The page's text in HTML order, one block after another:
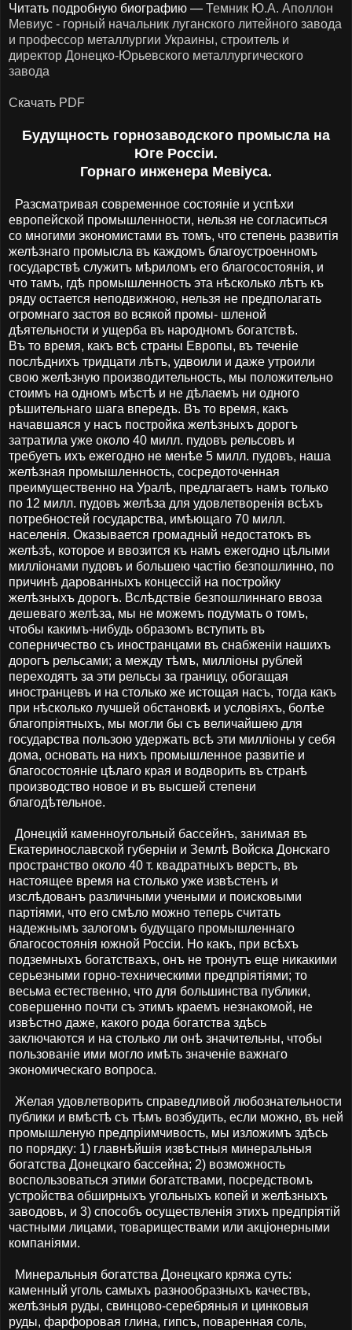
Читать подробную биографию — Темник Ю.А. Аполлон
Мевиус - горный начальник луганского литейного завода
и профессор металлургии Украины, строитель и
директор Донецко-Юрьевского металлургического
завода
Скачать PDF
Будущность горнозаводского промысла на
Юге Россіи.
Горнаго инженера Мевіуса.
Разсматривая современное состояніе и успѣхи
европейской промышленности, нельзя не согласиться
со многими экономистами въ томъ, что степень развитія
желѣзнаго промысла въ каждомъ благоустроенномъ
государствѣ служитъ мѣриломъ его благосостоянія, и
что тамъ, гдѣ промышленность эта нѣсколько лѣтъ къ
ряду остается неподвижною, нельзя не предполагать
огромнаго застоя во всякой промы- шленой
дѣятельности и ущерба въ народномъ богатствѣ.
Въ то время, какъ всѣ страны Европы, въ теченіе
послѣднихъ тридцати лѣтъ, удвоили и даже утроили
свою желѣзную производительность, мы положительно
стоимъ на одномъ мѣстѣ и не дѣлаемъ ни одного
рѣшительнаго шага впередъ. Въ то время, какъ
начавшаяся у насъ постройка желѣзныхъ дорогъ
затратила уже около 40 милл. пудовъ рельсовъ и
требуетъ ихъ ежегодно не менѣе 5 милл. пудовъ, наша
желѣзная промышленность, сосредоточенная
преимущественно на Уралѣ, предлагаетъ намъ только
по 12 милл. пудовъ желѣза для удовлетворенія всѣхъ
потребностей государства, имѣющаго 70 милл.
населенія. Оказывается громадный недостатокъ въ
желѣзѣ, которое и ввозится къ намъ ежегодно цѣлыми
милліонами пудовъ и большею частію безпошлинно, по
причинѣ дарованныхъ концессій на постройку
желѣзныхъ дорогъ. Вслѣдствіе безпошлиннаго ввоза
дешеваго желѣза, мы не можемъ подумать о томъ,
чтобы какимъ-нибудь образомъ вступить въ
соперничество съ иностранцами въ снабженіи нашихъ
дорогъ рельсами; а между тѣмъ, милліоны рублей
переходятъ за эти рельсы за границу, обогащая
иностранцевъ и на столько же истощая насъ, тогда какъ
при нѣсколько лучшей обстановкѣ и условіяхъ, болѣе
благопріятныхъ, мы могли бы съ величайшею для
государства пользою удержать всѣ эти милліоны у себя
дома, основать на нихъ промышленное развитіе и
благосостояніе цѣлаго края и водворить въ странѣ
производство новое и въ высшей степени
благодѣтельное.
Донецкій каменноугольный бассейнъ, занимая въ
Екатеринославской губерніи и Землѣ Войска Донскаго
пространство около 40 т. квадратныхъ верстъ, въ
настоящее время на столько уже извѣстенъ и
изслѣдованъ различными учеными и поисковыми
партіями, что его смѣло можно теперь считать
надежнымъ залогомъ будущаго промышленнаго
благосостоянія южной Россіи. Но какъ, при всѣхъ
подземныхъ богатствахъ, онъ не тронутъ еще никакими
серьезными горно-техническими предпріятіями; то
весьма естественно, что для большинства публики,
совершенно почти съ этимъ краемъ незнакомой, не
извѣстно даже, какого рода богатства здѣсь
заключаются и на столько ли онѣ значительны, чтобы
пользованіе ими могло имѣть значеніе важнаго
экономическаго вопроса.
Желая удовлетворить справедливой любознательности
публики и вмѣстѣ съ тѣмъ возбудить, если можно, въ ней
промышленую предпріимчивость, мы изложимъ здѣсь
по порядку: 1) главнѣйшія извѣстныя минеральныя
богатства Донецкаго бассейна; 2) возможность
воспользоваться этими богатствами, посредствомъ
устройства обширныхъ угольныхъ копей и желѣзныхъ
заводовъ, и 3) способъ осуществленія этихъ предпріятій
частными лицами, товариществами или акціонерными
компаніями.
Минеральныя богатства Донецкаго кряжа суть:
каменный уголь самыхъ разнообразныхъ качествъ,
желѣзныя руды, свинцово-серебряныя и цинковыя
руды, фарфоровая глина, гипсъ, поваренная соль,